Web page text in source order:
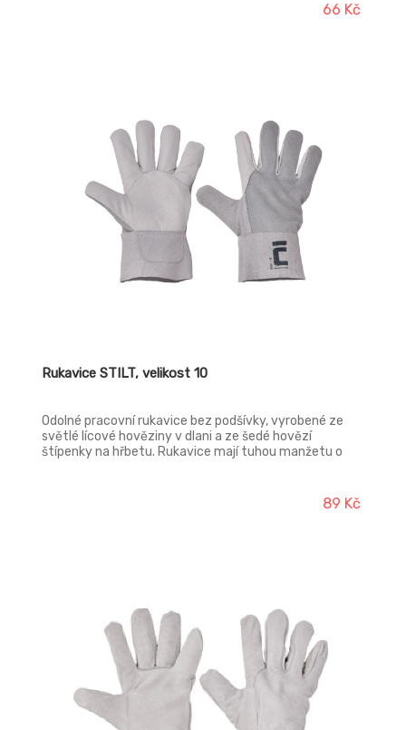
66 Kč
Rukavice STILT, velikost 10
Odolné pracovní rukavice bez podšívky, vyrobené ze
světlé lícové hověziny v dlani a ze šedé hovězí
štípenky na hřbetu. Rukavice mají tuhou manžetu o
89 Kč